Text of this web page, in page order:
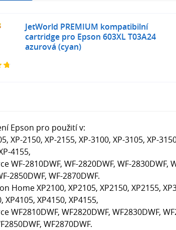
JetWorld PREMIUM kompatibilní
cartridge pro Epson 603XL T03A24
azurová (cyan)
Epson pro použití v:
XP-2150, XP-2155, XP-3100, XP-3105, XP-
4155,
WF-2810DWF, WF-2820DWF, WF-2830DWF,
2850DWF, WF-2870DWF.
Home XP2100, XP2105, XP2150, XP2155,
XP4105, XP4150, XP4155,
WF2810DWF, WF2820DWF, WF2830DWF,
WF2870DWF.